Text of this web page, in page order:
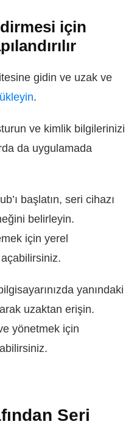
için
gidin ve uzak ve
.
ve kimlik bilgilerinizi
da uygulamada
başlatın, seri cihazı
belirleyin.
için yerel
açabilirsiniz.
yanındaki
uzaktan erişin.
yönetmek için
Seri